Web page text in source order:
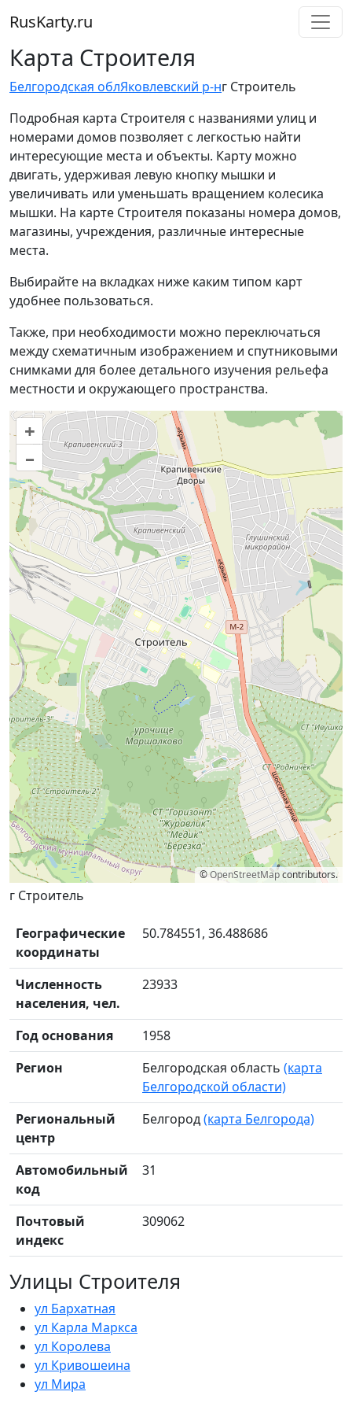
RusKarty.ru
Карта Строителя
Белгородская облЯковлевский р-нг Строитель
Подробная карта Строителя с названиями улиц и
номерами домов позволяет с легкостью найти
интересующие места и объекты. Карту можно
двигать, удерживая левую кнопку мышки и
увеличивать или уменьшать вращением колесика
мышки. На карте Строителя показаны номера домов,
магазины, учреждения, различные интересные
места.
Выбирайте на вкладках ниже каким типом карт
удобнее пользоваться.
Также, при необходимости можно переключаться
между схематичным изображением и спутниковыми
снимками для более детального изучения рельефа
местности и окружающего пространства.
+
–
©OpenStreetMapcontributors.
г Строитель
Географические
координаты
50.784551, 36.488686
Численность
населения, чел.
23933
Год основания
1958
Регион
Белгородская область (карта
Белгородской области)
Региональный
центр
Белгород(карта Белгорода)
Автомобильный
код
31
Почтовый
индекс
309062
Улицы Строителя
ул Бархатная
ул Карла Маркса
ул Королева
ул Кривошеина
ул Мира